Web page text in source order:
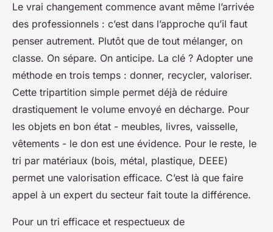
Le vrai changement commence avant même l’arrivée
des professionnels : c’est dans l’approche qu’il faut
penser autrement. Plutôt que de tout mélanger, on
classe. On sépare. On anticipe. La clé ? Adopter une
méthode en trois temps : donner, recycler, valoriser.
Cette tripartition simple permet déjà de réduire
drastiquement le volume envoyé en décharge. Pour
les objets en bon état - meubles, livres, vaisselle,
vêtements - le don est une évidence. Pour le reste, le
tri par matériaux (bois, métal, plastique, DEEE)
permet une valorisation efficace. C’est là que faire
appel à un expert du secteur fait toute la différence.
Pour un tri efficace et respectueux de